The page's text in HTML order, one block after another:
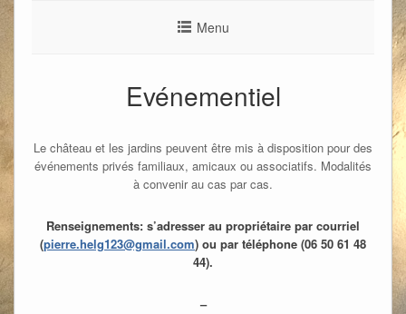
Menu
Evénementiel
Le château et les jardins peuvent être mis à disposition pour des
événements privés familiaux, amicaux ou associatifs. Modalités
à convenir au cas par cas.
Renseignements: s’adresser au propriétaire par courriel
(pierre.helg123@gmail.com) ou par téléphone (06 50 61 48
44).
–